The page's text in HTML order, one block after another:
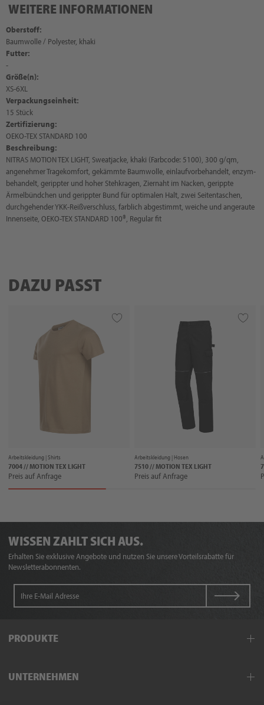
WEITERE INFORMATIONEN
Oberstoff:
Baumwolle / Polyester, khaki
Futter:
-
Größe(n):
XS-6XL
Verpackungseinheit:
15 Stück
Zertifizierung:
OEKO-TEX STANDARD 100
Beschreibung:
NITRAS MOTION TEX LIGHT, Sweatjacke, khaki (Farbcode: 5100), 300 g/qm,
angenehmer Tragekomfort, gekämmte Baumwolle, einlaufvorbehandelt, enzym-
behandelt, gerippter und hoher Stehkragen, Ziernaht im Nacken, gerippte
Ärmelbündchen und gerippter Bund für optimalen Halt, zwei Seitentaschen,
durchgehender YKK-Reißverschluss, farblich abgestimmt, weiche und angeraute
Innenseite, OEKO-TEX STANDARD 100®, Regular fit
DAZU PASST
Arbeitskleidung |Shirts
7004 // MOTION TEX LIGHT
Preis auf Anfrage
Arbeitskleidung | Hosen
7510 // MOTION TEX LIGHT
Preis auf Anfrage
WISSEN ZAHLT SICH AUS.
Erhalten Sie exklusive Angebote und nutzen Sie unsere Vorteilsrabatte für
Newsletterabonnenten.
PRODUKTE
Schutzkleidung
UNTERNEHMEN